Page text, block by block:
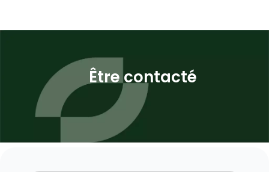
Être contacté